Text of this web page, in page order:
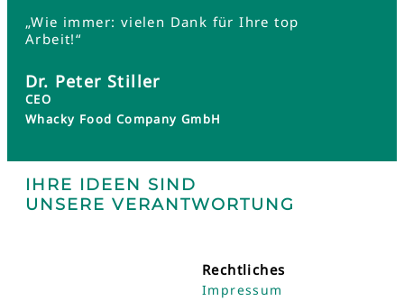
„Wie immer: vielen Dank für Ihre top
Arbeit!“
Dr. Peter Stiller
CEO
Whacky Food Company GmbH
IHRE IDEEN SIND
UNSERE VERANTWORTUNG
Rechtliches
Impressum